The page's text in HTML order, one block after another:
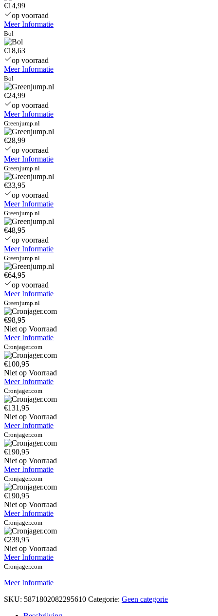
€14,99
op voorraad
Meer Informatie
Bol
€18,63
op voorraad
Meer Informatie
Bol
€24,99
op voorraad
Meer Informatie
Greenjump.nl
€28,99
op voorraad
Meer Informatie
Greenjump.nl
€33,95
op voorraad
Meer Informatie
Greenjump.nl
€48,95
op voorraad
Meer Informatie
Greenjump.nl
€64,95
op voorraad
Meer Informatie
Greenjump.nl
€98,95
Niet op Voorraad
Meer Informatie
Cronjager.com
€100,95
Niet op Voorraad
Meer Informatie
Cronjager.com
€131,95
Niet op Voorraad
Meer Informatie
Cronjager.com
€190,95
Niet op Voorraad
Meer Informatie
Cronjager.com
€190,95
Niet op Voorraad
Meer Informatie
Cronjager.com
€239,95
Niet op Voorraad
Meer Informatie
Cronjager.com
Meer Informatie
SKU: 5871802082295610 Categorie: Geen categorie